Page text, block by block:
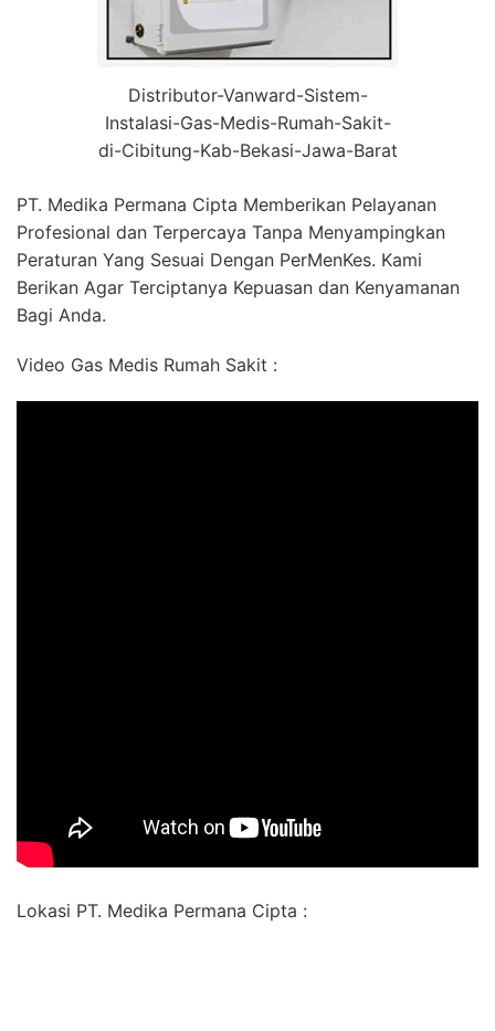
Distributor-Vanward-Sistem-
Instalasi-Gas-Medis-Rumah-Sakit-
di-Cibitung-Kab-Bekasi-Jawa-Barat
PT. Medika Permana Cipta Memberikan Pelayanan
Profesional dan Terpercaya Tanpa Menyampingkan
Peraturan Yang Sesuai Dengan PerMenKes. Kami
Berikan Agar Terciptanya Kepuasan dan Kenyamanan
Bagi Anda.
Video Gas Medis Rumah Sakit :
Lokasi PT. Medika Permana Cipta :